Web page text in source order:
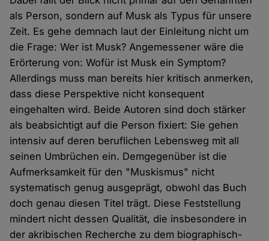
als Person, sondern auf Musk als Typus für unsere
Zeit. Es gehe demnach laut der Einleitung nicht um
die Frage: Wer ist Musk? Angemessener wäre die
Erörterung von: Wofür ist Musk ein Symptom?
Allerdings muss man bereits hier kritisch anmerken,
dass diese Perspektive nicht konsequent
eingehalten wird. Beide Autoren sind doch stärker
als beabsichtigt auf die Person fixiert: Sie gehen
intensiv auf deren beruflichen Lebensweg mit all
seinen Umbrüchen ein. Demgegenüber ist die
Aufmerksamkeit für den "Muskismus" nicht
systematisch genug ausgeprägt, obwohl das Buch
doch genau diesen Titel trägt. Diese Feststellung
mindert nicht dessen Qualität, die insbesondere in
der akribischen Recherche zu dem biographisch-